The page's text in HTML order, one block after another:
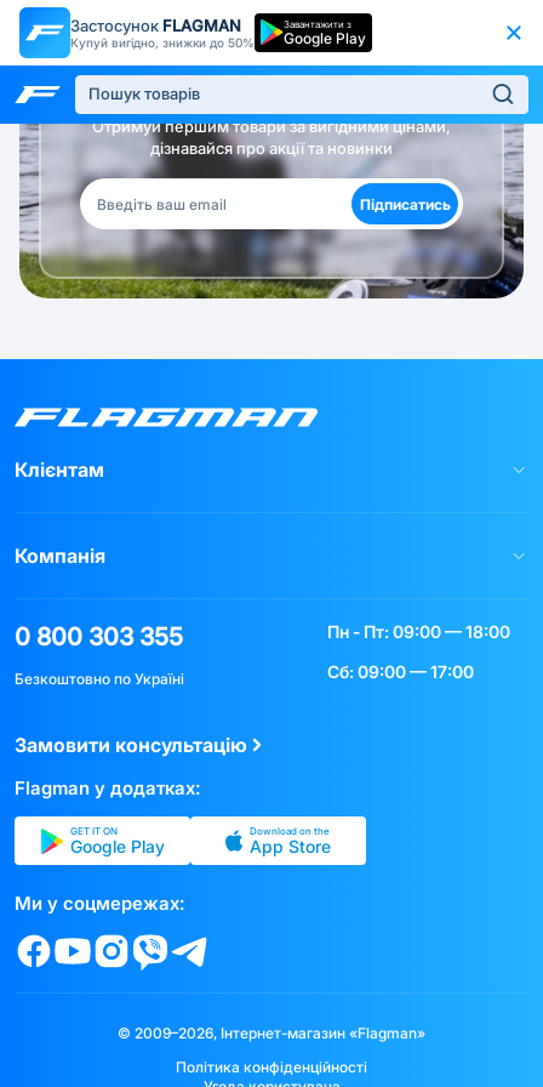
Застосунок FLAGMAN
Купуй вигідно, знижки до 50%
Завантажити з
Google Play
Будь в курсі!
Отримуй першим товари за вигідними цінами,
дізнавайся про акції та новинки
Підписатись
Клієнтам
Компанія
0 800 303 355
Безкоштовно по Україні
Пн - Пт: 09:00 — 18:00
Сб: 09:00 — 17:00
Замовити консультацію
Flagman у додатках:
GET IT ON
Google Play
Download on the
App Store
Ми у соцмережах:
© 2009–2026, Інтернет-магазин «Flagman»
Політика конфіденційності